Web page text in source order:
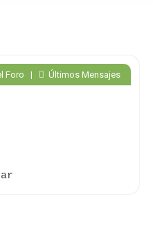
Foro | Últimos Mensajes